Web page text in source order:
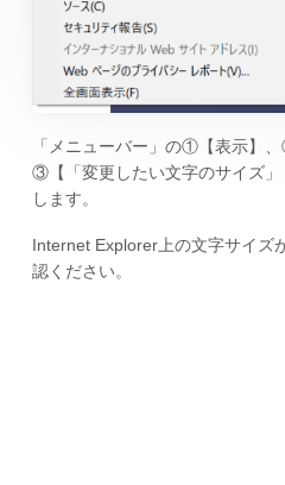
「メニューバー」の①【表示】
③【「変更したい文字のサイズ
します。
Internet Explorer上の文字サイズ
認ください。